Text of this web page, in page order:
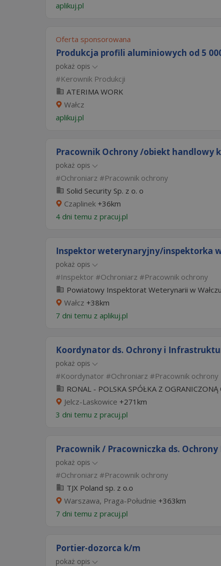
aplikuj.pl
Oferta sponsorowana
Produkcja profili aluminiowych od 5
pokaż opis
Kerownik Produkcji
ATERIMA WORK
Wałcz
aplikuj.pl
Pracownik Ochrony /obiekt handlowy
pokaż opis
Ochroniarz
Pracownik ochrony
Solid Security Sp. z o. o
Czaplinek +36km
4 dni temu z pracuj.pl
Inspektor weterynaryjny/inspektorka
pokaż opis
Inspektor Ochroniarz
Pracownik ochrony
Powiatowy Inspektorat Weterynarii w Wałczu
Wałcz +38km
7 dni temu z aplikuj.pl
Koordynator ds. Ochrony i
pokaż opis
Koordynator Ochroniarz
Pracownik ochrony
RONAL - POLSKA SPÓŁKA Z
Jelcz-Laskowice +271km
3 dni temu z pracuj.pl
Pracownik / Pracowniczka ds.
pokaż opis
Ochroniarz
Pracownik ochrony
TJX Poland sp. z o.o
Warszawa, Praga-Południe +363km
7 dni temu z pracuj.pl
Portier-dozorca k/m
pokaż opis